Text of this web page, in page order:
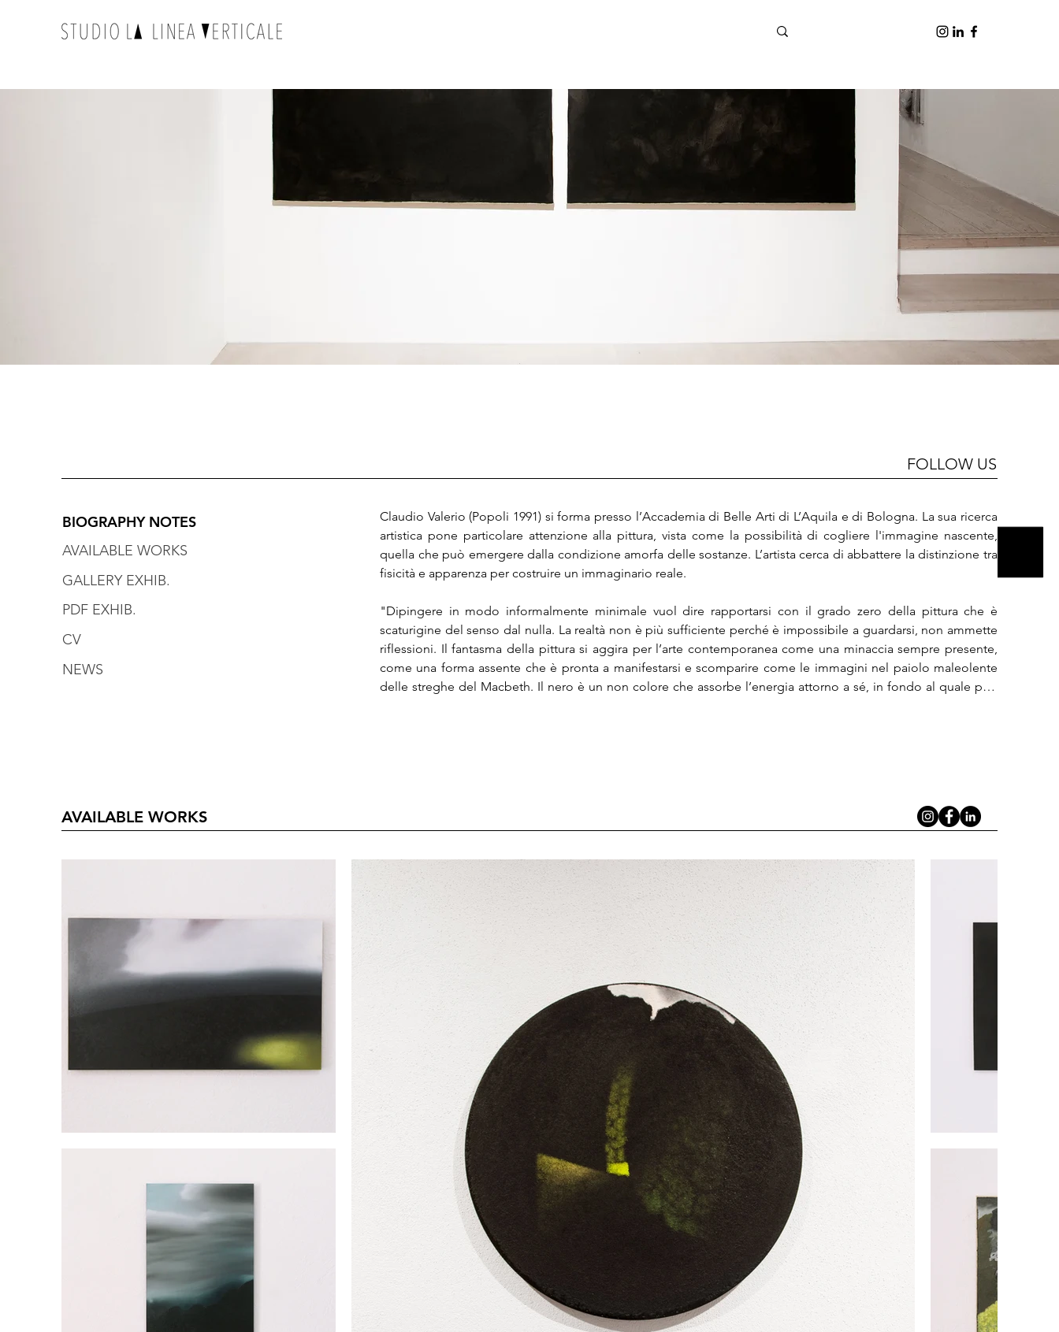
FOLLOW US
BIOGRAPHY NOTES
AVAILABLE WORKS
GALLERY EXHIB.
PDF EXHIB.
CV
NEWS
Claudio Valerio (Popoli 1991) si forma presso l’Accademia di Belle Arti di L’Aquila e di Bologna. La sua ricerca
artistica pone particolare attenzione alla pittura, vista come la possibilità di cogliere l'immagine nascente,
quella che può emergere dalla condizione amorfa delle sostanze. L’artista cerca di abbattere la distinzione tra
fisicità e apparenza per costruire un immaginario reale.​
"Dipingere in modo informalmente minimale vuol dire rapportarsi con il grado zero della pittura che è
scaturigine del senso dal nulla. La realtà non è più sufficiente perché è impossibile a guardarsi, non ammette
riflessioni. Il fantasma della pittura si aggira per l’arte contemporanea come una minaccia sempre presente,
come una forma assente che è pronta a manifestarsi e scomparire come le immagini nel paiolo maleolente
delle streghe del Macbeth. Il nero è un non colore che assorbe l’energia attorno a sé, in fondo al quale può
AVAILABLE WORKS